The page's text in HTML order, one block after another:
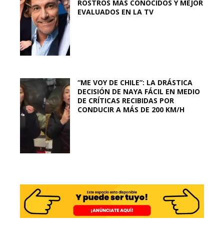
ROSTROS MÁS CONOCIDOS Y MEJOR
EVALUADOS EN LA TV
“ME VOY DE CHILE”: LA DRÁSTICA
DECISIÓN DE NAYA FÁCIL EN MEDIO
DE CRÍTICAS RECIBIDAS POR
CONDUCIR A MÁS DE 200 KM/H